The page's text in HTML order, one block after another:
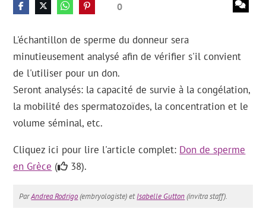
0
L'échantillon de sperme du donneur sera
minutieusement analysé afin de vérifier s'il convient
de l'utiliser pour un don.
Seront analysés: la capacité de survie à la congélation,
la mobilité des spermatozoïdes, la concentration et le
volume séminal, etc.
Cliquez ici pour lire l'article complet: Don de sperme
en Grèce ( 38).
ParAndrea Rodrigo(embryologiste) etIsabelle Gutton(invitra staff).